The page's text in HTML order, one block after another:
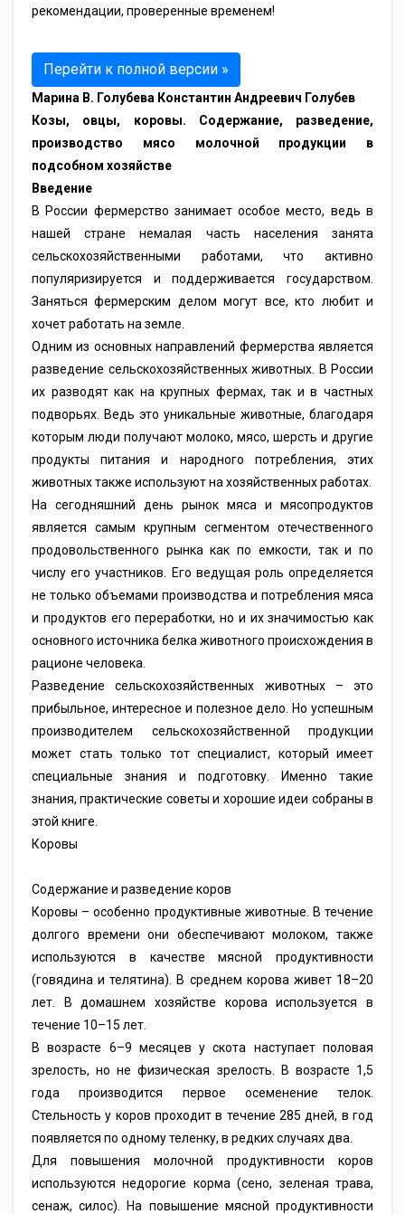
рекомендации, проверенные временем!
Перейти к полной версии »
Марина В. Голубева Константин Андреевич Голубев
Козы, овцы, коровы. Содержание, разведение,
производство мясо молочной продукции в
подсобном хозяйстве
Введение
В России фермерство занимает особое место, ведь в
нашей стране немалая часть населения занята
сельскохозяйственными работами, что активно
популяризируется и поддерживается государством.
Заняться фермерским делом могут все, кто любит и
хочет работать на земле.
Одним из основных направлений фермерства является
разведение сельскохозяйственных животных. В России
их разводят как на крупных фермах, так и в частных
подворьях. Ведь это уникальные животные, благодаря
которым люди получают молоко, мясо, шерсть и другие
продукты питания и народного потребления, этих
животных также используют на хозяйственных работах.
На сегодняшний день рынок мяса и мясопродуктов
является самым крупным сегментом отечественного
продовольственного рынка как по емкости, так и по
числу его участников. Его ведущая роль определяется
не только объемами производства и потребления мяса
и продуктов его переработки, но и их значимостью как
основного источника белка животного происхождения в
рационе человека.
Разведение сельскохозяйственных животных – это
прибыльное, интересное и полезное дело. Но успешным
производителем сельскохозяйственной продукции
может стать только тот специалист, который имеет
специальные знания и подготовку. Именно такие
знания, практические советы и хорошие идеи собраны в
этой книге.
Коровы
Содержание и разведение коров
Коровы – особенно продуктивные животные. В течение
долгого времени они обеспечивают молоком, также
используются в качестве мясной продуктивности
(говядина и телятина). В среднем корова живет 18–20
лет. В домашнем хозяйстве корова используется в
течение 10–15 лет.
В возрасте 6–9 месяцев у скота наступает половая
зрелость, но не физическая зрелость. В возрасте 1,5
года производится первое осеменение телок.
Стельность у коров проходит в течение 285 дней, в год
появляется по одному теленку, в редких случаях два.
Для повышения молочной продуктивности коров
используются недорогие корма (сено, зеленая трава,
сенаж, силос). На повышение мясной продуктивности